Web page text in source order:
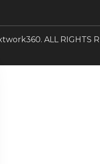
ALL RIGHTS